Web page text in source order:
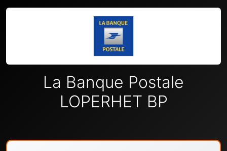
La Banque Postale
LOPERHET BP